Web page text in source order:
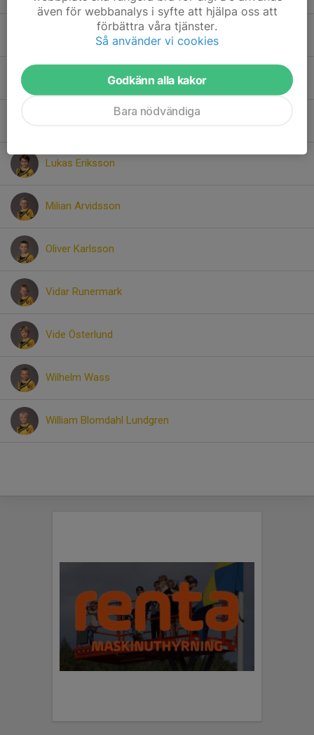
Hjalmar Ilke
Lukas Eriksson
Milian Arvidsson
Oliver Karlsson
Vidar Runermark
Vide Österlund
Wilhelm Wass
William Blomdahl Lundgren
även för webbanalys i syfte att hjälpa oss att
förbättra våra tjänster.
Så använder vi cookies
Godkänn alla kakor
Bara nödvändiga